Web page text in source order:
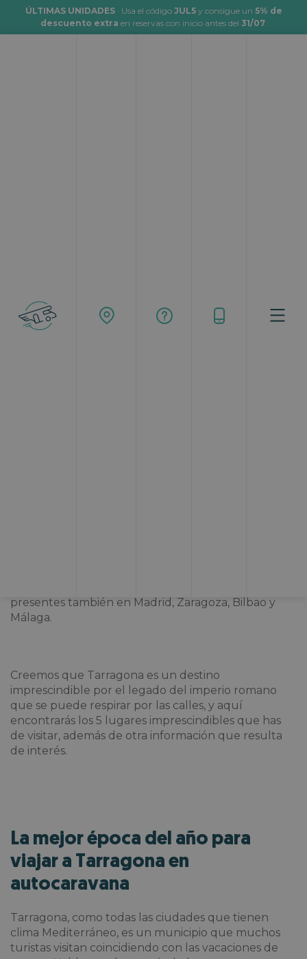
ÚLTIMAS UNIDADES· Usa el código JUL5y consigue un 5% de
descuento extra en reservas con inicio antes del 31/07.
presentes también en Madrid, Zaragoza, Bilbao y
Málaga.
Creemos que Tarragona es un destino
imprescindible por el legado del imperio romano
que se puede respirar por las calles, y aquí
encontrarás los 5 lugares imprescindibles que has
de visitar, además de otra información que resulta
de interés.
La mejor época del año para
viajar a Tarragona en
autocaravana
Tarragona, como todas las ciudades que tienen
clima Mediterráneo, es un municipio que muchos
turistas visitan coincidiendo con las vacaciones de